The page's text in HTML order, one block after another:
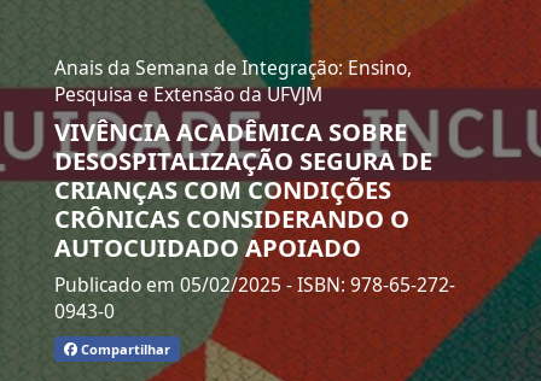
Anais da Semana de Integração: Ensino,
Pesquisa e Extensão da UFVJM
VIVÊNCIA ACADÊMICA SOBRE
DESOSPITALIZAÇÃO SEGURA DE
CRIANÇAS COM CONDIÇÕES
CRÔNICAS CONSIDERANDO O
AUTOCUIDADO APOIADO
Publicado em 05/02/2025 - ISBN: 978-65-272-
0943-0
Compartilhar